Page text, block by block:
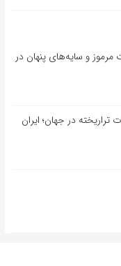
و سایه‌های پنهان در
در جهان؛ ایران